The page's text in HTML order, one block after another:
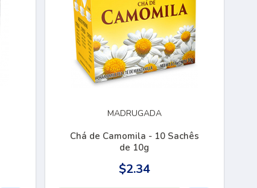
MADRUGADA
Chá de Camomila - 10 Sachês
de 10g
$2.34